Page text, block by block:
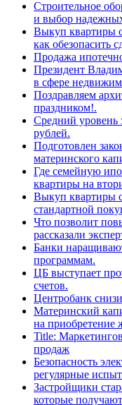
Строительное
и выбор
Выкуп квартиры
как обезопасить
Продажа
Президент
в сфере
Поздравляем
праздником!.
Средний уровень
рублей.
Подготовлен
материнского
Где семейную
квартиры на
Выкуп квартиры с
стандартной
Что позволит
рассказали
Банки
программам.
ЦБ выступает
счетов.
Центробанк
Материнский
на приобретение
Title:
продаж
Безопасность
регулярные
Застройщики
которые